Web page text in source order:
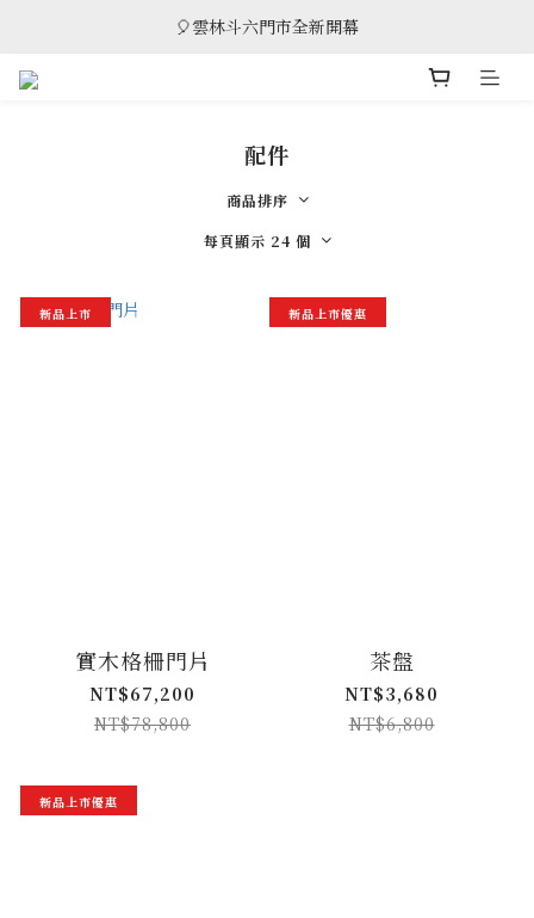
🎈雲林斗六門市全新開幕
🎈雲林斗六門市全新開幕
🎁 消費滿8萬享95折，滿12萬享9折優惠，部分商品除外
配件
商品排序
每頁顯示 24 個
新品上市
實木格柵門片
NT$67,200
NT$78,800
新品上市優惠
茶盤
NT$3,680
NT$6,800
新品上市優惠